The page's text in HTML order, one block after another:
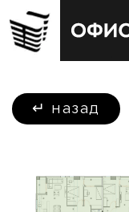
↵ назад